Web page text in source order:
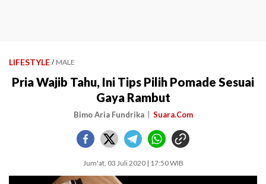
LIFESTYLE / MALE
Pria Wajib Tahu, Ini Tips Pilih Pomade Sesuai
Gaya Rambut
Bimo Aria Fundrika Suara.Com
Jum'at, 03 Juli 2020 | 17:50 WIB